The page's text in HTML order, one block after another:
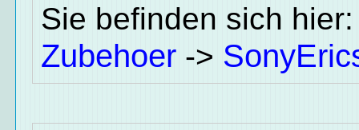
Sie befinden sich
Zubehoer ->